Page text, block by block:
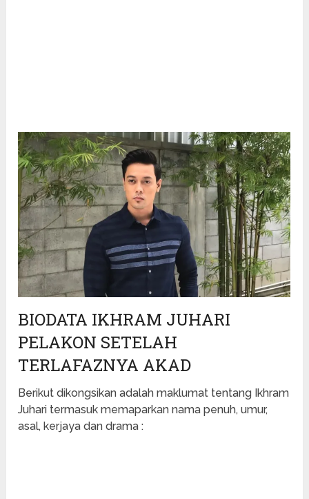
BIODATA IKHRAM JUHARI
PELAKON SETELAH
TERLAFAZNYA AKAD
Berikut dikongsikan adalah maklumat tentang Ikhram
Juhari termasuk memaparkan nama penuh, umur,
asal, kerjaya dan drama :